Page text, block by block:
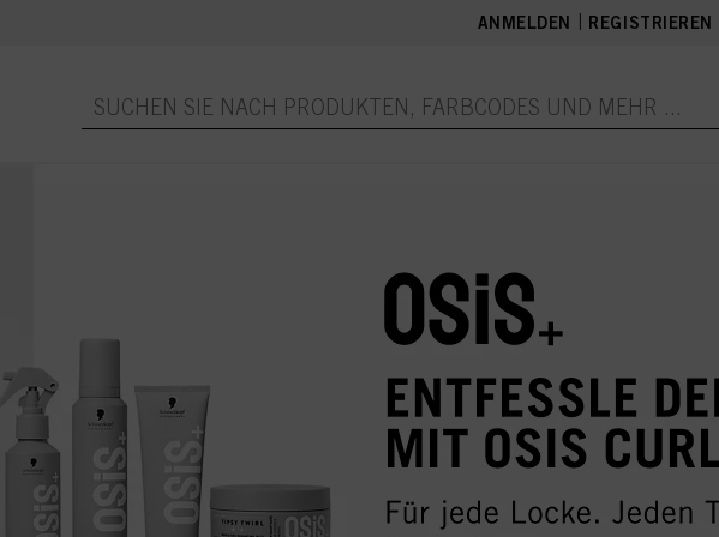
ANMELDEN REGISTRIEREN